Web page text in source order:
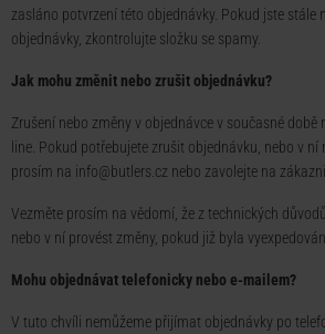
zasláno potvrzení této objednávky. Pokud jste stále
objednávky, zkontrolujte složku se spamy.
Jak mohu změnit nebo zrušit objednávku?
Zrušení nebo změny v objednávce v současné době
line. Pokud potřebujete zrušit objednávku, nebo v
prosím na info@butlers.cz nebo zavolejte na
Vezměte prosím na vědomí, že z technických
nebo v ní provést změny, pokud již byla
Mohu objednávat telefonicky nebo e-mailem?
V tuto chvíli nemůžeme přijímat objednávky po